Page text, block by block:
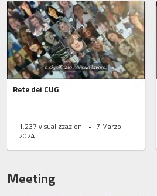
Rete dei CUG
1,237 visualizzazioni
7 Marzo
2024
Meeting